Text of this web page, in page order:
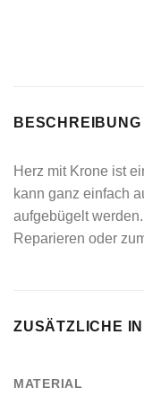
BESCHREIBUNG
Herz mit Krone ist
kann ganz einfach
aufgebügelt
Reparieren oder
ZUSÄTZLICHE
MATERIAL